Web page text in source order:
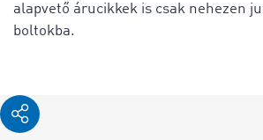
alapvető árucikkek is csak nehezen
boltokba.